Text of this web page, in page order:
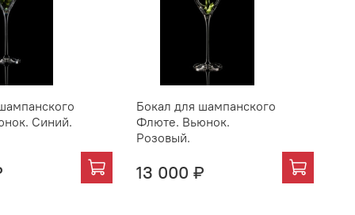
Синий.
Бокал для шампанского
Флюте. Вьюнок.
Розовый.
13 000 ₽